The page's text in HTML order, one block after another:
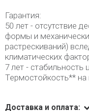
Гарантия:
50 лет - отсутствие
формы и
растрескиваний)
климатических
7 лет - стабильность
Термостойкость**
Доставка и оплата: